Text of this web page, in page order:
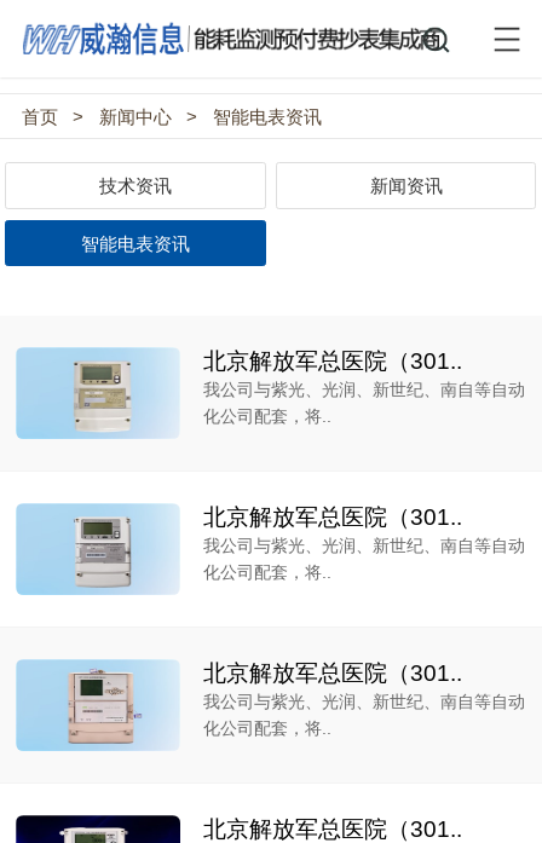
首页 > 新闻中心 > 智能电表资讯
技术资讯 新闻资讯
智能电表资讯
北京解放军总医院（301..
我公司与紫光、光润、新世纪、南自等自动
化公司配套，将..
北京解放军总医院（301..
我公司与紫光、光润、新世纪、南自等自动
化公司配套，将..
北京解放军总医院（301..
我公司与紫光、光润、新世纪、南自等自动
化公司配套，将..
北京解放军总医院（301..